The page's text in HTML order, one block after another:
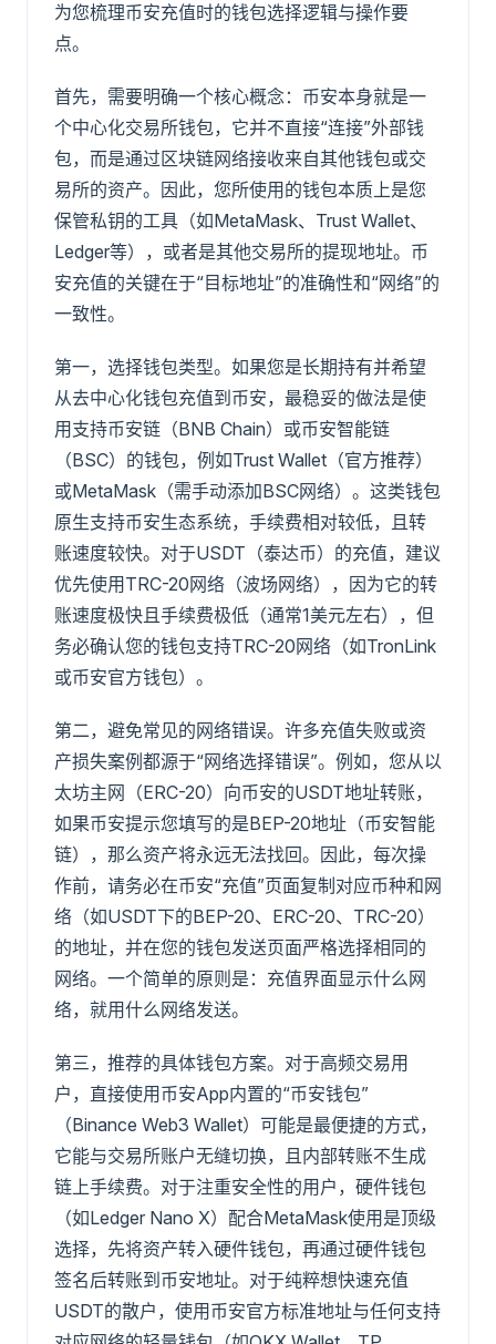
为您梳理币安充值时的钱包选择逻辑与操作要
点。
首先，需要明确一个核心概念：币安本身就是一
个中心化交易所钱包，它并不直接“连接”外部钱
包，而是通过区块链网络接收来自其他钱包或交
易所的资产。因此，您所使用的钱包本质上是您
保管私钥的工具（如MetaMask、Trust Wallet、
Ledger等），或者是其他交易所的提现地址。币
安充值的关键在于“目标地址”的准确性和“网络”的
一致性。
第一，选择钱包类型。如果您是长期持有并希望
从去中心化钱包充值到币安，最稳妥的做法是使
用支持币安链（BNB Chain）或币安智能链
（BSC）的钱包，例如Trust Wallet（官方推荐）
或MetaMask（需手动添加BSC网络）。这类钱包
原生支持币安生态系统，手续费相对较低，且转
账速度较快。对于USDT（泰达币）的充值，建议
优先使用TRC-20网络（波场网络），因为它的转
账速度极快且手续费极低（通常1美元左右），但
务必确认您的钱包支持TRC-20网络（如TronLink
或币安官方钱包）。
第二，避免常见的网络错误。许多充值失败或资
产损失案例都源于“网络选择错误”。例如，您从以
太坊主网（ERC-20）向币安的USDT地址转账，
如果币安提示您填写的是BEP-20地址（币安智能
链），那么资产将永远无法找回。因此，每次操
作前，请务必在币安“充值”页面复制对应币种和网
络（如USDT下的BEP-20、ERC-20、TRC-20）
的地址，并在您的钱包发送页面严格选择相同的
网络。一个简单的原则是：充值界面显示什么网
络，就用什么网络发送。
第三，推荐的具体钱包方案。对于高频交易用
户，直接使用币安App内置的“币安钱包”
（Binance Web3 Wallet）可能是最便捷的方式，
它能与交易所账户无缝切换，且内部转账不生成
链上手续费。对于注重安全性的用户，硬件钱包
（如Ledger Nano X）配合MetaMask使用是顶级
选择，先将资产转入硬件钱包，再通过硬件钱包
签名后转账到币安地址。对于纯粹想快速充值
USDT的散户，使用币安官方标准地址与任何支持